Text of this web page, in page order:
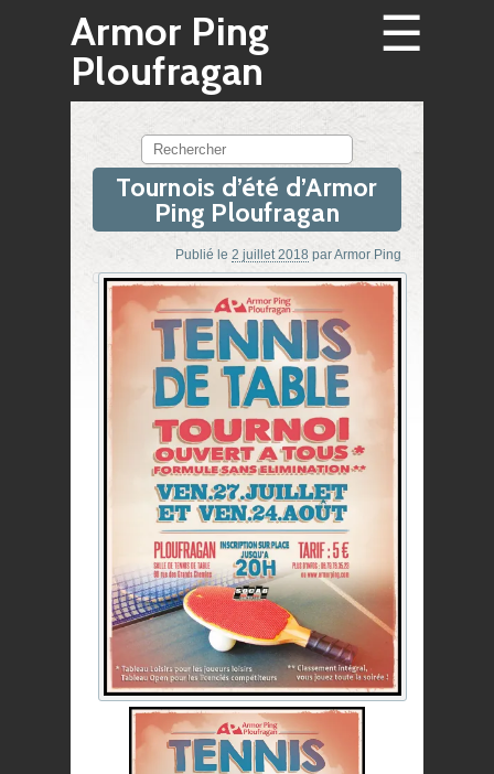
Armor Ping
Ploufragan
☰
Rechercher
Tournois d’été d’Armor
Ping Ploufragan
Publié le 2 juillet 2018 parArmor Ping